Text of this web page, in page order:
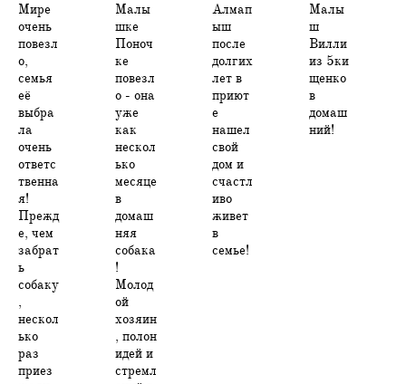
Мире
очень
повезл
о,
семья
её
выбра
ла
очень
ответс
твенна
я!
Прежд
е, чем
забрат
ь
собаку
,
нескол
ько
раз
приез
Малы
шке
Поноч
ке
повезл
о - она
уже
как
нескол
ько
месяце
в
домаш
няя
собака
!
Молод
ой
хозяин
, полон
идей и
стремл
Алмап
ыш
после
долгих
лет в
приют
е
нашел
свой
дом и
счастл
иво
живет
в
семье!
Малы
ш
Вилли
из 5ки
щенко
в
домаш
ний!